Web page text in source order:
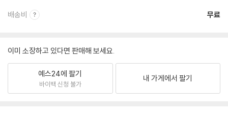
배송비 무료
이미 소장하고 있다면 판매해 보세요.
예스24에 팔기
바이백 신청 불가
내 가게에서 팔기